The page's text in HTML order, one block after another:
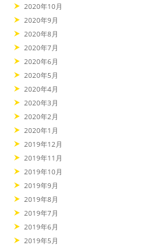
2020年10月
2020年9月
2020年8月
2020年7月
2020年6月
2020年5月
2020年4月
2020年3月
2020年2月
2020年1月
2019年12月
2019年11月
2019年10月
2019年9月
2019年8月
2019年7月
2019年6月
2019年5月